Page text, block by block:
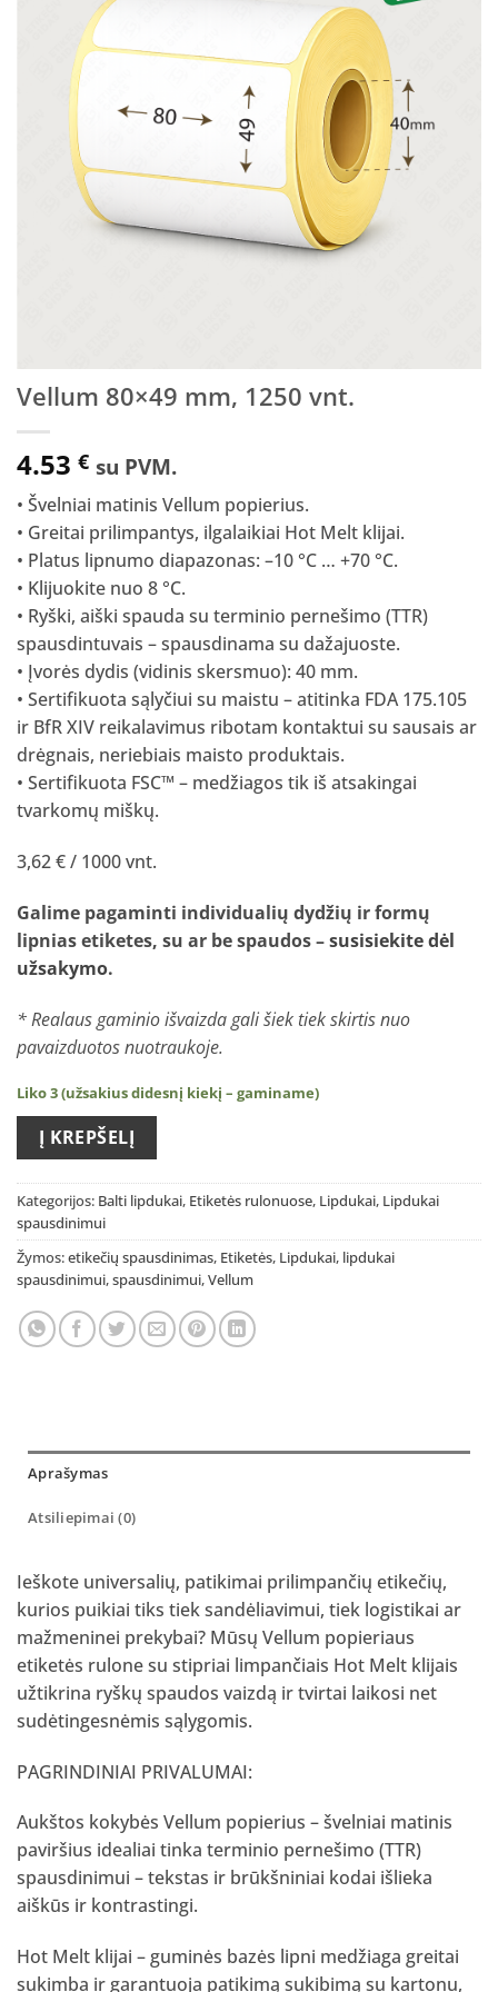
Vellum 80×49 mm, 1250 vnt.
4.53 € su PVM.
• Švelniai matinis Vellum popierius.
• Greitai prilimpantys, ilgalaikiai Hot Melt klijai.
• Platus lipnumo diapazonas: –10 °C … +70 °C.
• Klijuokite nuo 8 °C.
• Ryški, aiški spauda su terminio pernešimo (TTR)
spausdintuvais – spausdinama su dažajuoste.
• Įvorės dydis (vidinis skersmuo): 40 mm.
• Sertifikuota sąlyčiui su maistu – atitinka FDA 175.105
ir BfR XIV reikalavimus ribotam kontaktui su sausais ar
drėgnais, neriebiais maisto produktais.
• Sertifikuota FSC™ – medžiagos tik iš atsakingai
tvarkomų miškų.
3,62 € / 1000 vnt.
Galime pagaminti individualių dydžių ir formų
lipnias etiketes, su ar be spaudos –susisiekite dėl
užsakymo.
* Realaus gaminio išvaizda gali šiek tiek skirtis nuo
pavaizduotos nuotraukoje.
Liko 3 (užsakius didesnį kiekį – gaminame)
Į KREPŠELĮ
Kategorijos: Balti lipdukai, Etiketės rulonuose, Lipdukai, Lipdukai
spausdinimui
Žymos:etikečių spausdinimas, Etiketės, Lipdukai, lipdukai
spausdinimui,spausdinimui,Vellum
Aprašymas
Atsiliepimai (0)
Ieškote universalių, patikimai prilimpančių etikečių,
kurios puikiai tiks tiek sandėliavimui, tiek logistikai ar
mažmeninei prekybai? Mūsų Vellum popieriaus
etiketės rulone su stipriai limpančiais Hot Melt klijais
užtikrina ryškų spaudos vaizdą ir tvirtai laikosi net
sudėtingesnėmis sąlygomis.
PAGRINDINIAI PRIVALUMAI:
Aukštos kokybės Vellum popierius – švelniai matinis
paviršius idealiai tinka terminio pernešimo (TTR)
spausdinimui – tekstas ir brūkšniniai kodai išlieka
aiškūs ir kontrastingi.
Hot Melt klijai – guminės bazės lipni medžiaga greitai
sukimba ir garantuoja patikimą sukibimą su kartonu,